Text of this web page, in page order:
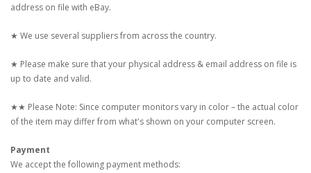
address on file with eBay.
★ We use several suppliers from across the country.
★ Please make sure that your physical address & email address on file is
up to date and valid.
★★ Please Note: Since computer monitors vary in color – the actual color
of the item may differ from what's shown on your computer screen.
Payment
We accept the following payment methods: